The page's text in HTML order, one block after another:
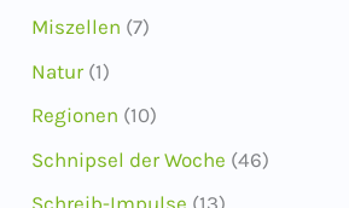
Miszellen (7)
Natur(1)
Regionen (10)
Schnipsel der Woche (46)